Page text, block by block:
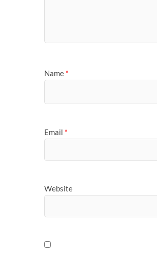
Name *
Email *
Website